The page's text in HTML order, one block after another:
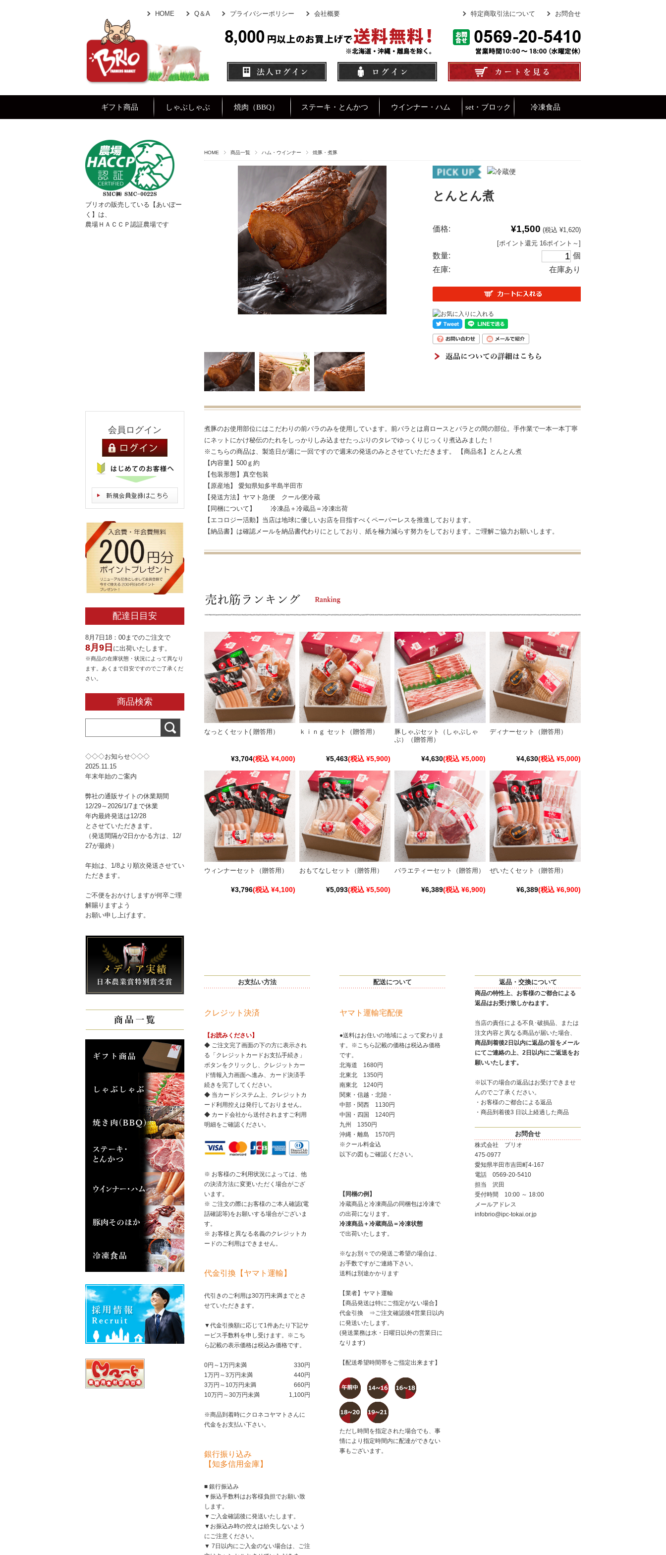
HOME Q＆A プライバシーポリシー 会社概要 特定商取引法について お問合せ
ギフト商品 しゃぶしゃぶ 焼肉（BBQ） ステーキ・とんかつ ウインナー・ハム set・ブロック 冷凍食品
HOME 商品一覧 ハム・ウインナー 焼豚・煮豚
とんとん煮
価格: ¥1,500 (税込 ¥1,620)
[ポイント還元 16ポイント～]
数量:
個
在庫:
在庫あり
煮豚のお使用部位にはこだわりの前バラのみを使用しています。前バラとは肩ロースとバラとの間の部位。手作業で一本一本丁寧
にネットにかけ秘伝のたれをしっかりしみ込ませたっぷりのタレでゆっくりじっくり煮込みました！
※こちらの商品は、製造日が週に一回ですので週末の発送のみとさせていただきます。 【商品名】とんとん煮
【内容量】500ｇ約
【包装形態】真空包装
【原産地】 愛知県知多半島半田市
【発送方法】ヤマト急便 クール便冷蔵
【同梱について】 冷凍品＋冷蔵品＝冷凍出荷
【エコロジー活動】当店は地球に優しいお店を目指すべくペーパーレスを推進しております。
【納品書】は確認メールを納品書代わりにとしており、紙を極力減らす努力をしております。ご理解ご協力お願いします。
なっとくセット( 贈答用）
¥3,704(税込 ¥4,000)
ｋｉｎｇ セット（贈答用）
¥5,463(税込 ¥5,900)
豚しゃぶセット（しゃぶしゃ
ぶ）（贈答用）
¥4,630(税込 ¥5,000)
ディナーセット（贈答用）
¥4,630(税込 ¥5,000)
ウィンナーセット（贈答用）
¥3,796(税込 ¥4,100)
おもてなしセット（贈答用）
¥5,093(税込 ¥5,500)
バラエティーセット（贈答用）
¥6,389(税込 ¥6,900)
ぜいたくセット（贈答用）
¥6,389(税込 ¥6,900)
お支払い方法
クレジット決済
【お読みください】
◆ ご注文完了画面の下の方に表示され
る「クレジットカードお支払手続き」
ボタンをクリックし、クレジットカー
ド情報入力画面へ進み、カード決済手
続きを完了してください。
◆ 当カードシステム上、クレジットカ
ード利用控えは発行しておりません。
◆ カード会社から送付されますご利用
明細をご確認ください。
※ お客様のご利用状況によっては、他
の決済方法に変更いただく場合がござ
います。
※ ご注文の際にお客様のご本人確認(電
話確認等)をお願いする場合がございま
す。
※ お客様と異なる名義のクレジットカ
ードのご利用はできません。
代金引換【ヤマト運輸】
代引きのご利用は30万円未満までとさ
せていただきます。
▼代金引換額に応じて1件あたり下記サ
ービス手数料を申し受けます。※こち
ら記載の表示価格は税込み価格です。
0円～1万円未満
330円
1万円～3万円未満
440円
3万円～10万円未満
660円
10万円～30万円未満
1,100円
※商品到着時にクロネコヤマトさんに
代金をお支払い下さい。
銀行振り込み
【知多信用金庫】
■ 銀行振込み
▼振込手数料はお客様負担でお願い致
します。
▼ご入金確認後に発送いたします。
▼お振込み時の控えは紛失しないよう
にご注意ください。
▼ 7日以内にご入金のない場合は、ご注
配送について
ヤマト運輸宅配便
●送料はお住いの地域によって変わりま
す。※こちら記載の価格は税込み価格
です。
北海道 1680円
北東北 1350円
南東北 1240円
関東・信越・北陸・
中部・関西 1130円
中国・四国 1240円
九州 1350円
沖縄・離島 1570円
※クール料金込
以下の図もご確認ください。
【同梱の例】
冷蔵商品と冷凍商品の同梱包は冷凍で
の出荷になります。
冷凍商品＋冷蔵商品＝冷凍状態
で出荷いたします。
※なお別々での発送ご希望の場合は、
お手数ですがご連絡下さい。
送料は別途かかります
【業者】ヤマト運輸
【商品発送は特にご指定がない場合】
代金引換 ⇒ご注文確認後4営業日以内
に発送いたします。
(発送業務は水・日曜日以外の営業日に
なります)
【配送希望時間帯をご指定出来ます】
ただし時間を指定された場合でも、事
情により指定時間内に配達ができない
事もございます。
返品・交換について
商品の特性上、お客様のご都合による
返品はお受け致しかねます。
当店の責任による不良･破損品、または
注文内容と異なる商品が届いた場合、
商品到着後2日以内に返品の旨をメール
にてご連絡の上、2日以内にご返送をお
願いいたします。
※以下の場合の返品はお受けできませ
んのでご了承ください。
・お客様のご都合による返品
・商品到着後3 日以上経過した商品
お問合せ
株式会社 ブリオ
475-0977
愛知県半田市吉田町4-167
電話 0569-20-5410
担当 沢田
受付時間 10:00 ～ 18:00
メールアドレス
infobrio@ipc-tokai.or.jp
ブリオの販売している【あいぽー
く】は、
農場ＨＡＣＣＰ認証農場です
会員ログイン
配達日目安
8月7日18：00までのご注文で
8月9日 に出荷いたします。
※商品の在庫状態・状況によって異なり
ます。あくまで目安ですのでご了承くだ
さい。
商品検索
◇◇◇お知らせ◇◇◇
2025.11.15
年末年始のご案内
弊社の通販サイトの休業期間
12/29～2026/1/7まで休業
年内最終発送は12/28
とさせていただきます。
（発送間隔が2日かかる方は、12/
27が最終）
年始は、1/8より順次発送させてい
ただきます。
ご不便をおかけしますが何卒ご理
解賜りますよう
お願い申し上げます。